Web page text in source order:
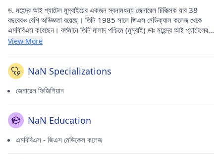
ড. মহেন্দ্র আই প্যাটেল মুম্বাইয়ের একজন স্বনামধন্য জেনারেল চিকিত্সক যার 38
বছরেরও বেশি অভিজ্ঞতা রয়েছে। তিনি 1985 সালে জিএস মেডিক্যাল কলেজ থেকে
এমবিবিএস করেছেন। বর্তমানে তিনি মালাদ পশ্চিমে (মুম্বাই) ডাঃ মহেন্দ্র আই প্যাটেলের
কাছে অনুশীলন করছেন। তিনি মালাড মেডিকেল অ্যাসোসিয়েশনের সদস্যপদ ধারণ
View More
NaN Specializations
জেনারেল ফিজিশিয়ান
NaN Education
এমবিবিএস - জিএস মেডিকেল কলেজ